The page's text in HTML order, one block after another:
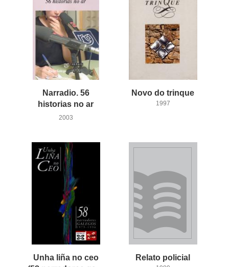
Narradio. 56
historias no ar
2003
Novo do trinque
1997
Unha liña no ceo
Relato policial